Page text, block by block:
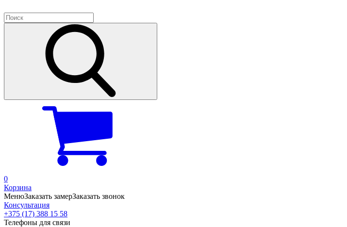
0
Корзина
МенюЗаказать замерЗаказать звонок
Консультация
+375 (17) 388 15 58
Телефоны для связи